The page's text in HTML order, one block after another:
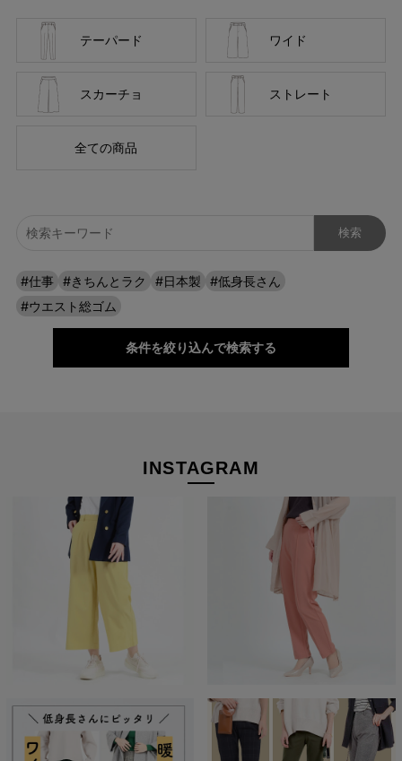
深めの股上だから、しゃがんだときに気になるバックシルエット
も安心です。 背中が出にくく、きちんと感をキープできるので、
どんなシーンでもアクティブに動けます。
テーパード ワイド
スカーチョ ストレート
全ての商品
#仕事 #きちんとラク #日本製
#低身長さん
#ウエスト総ゴム
条件を絞り込んで検索する
INSTAGRAM